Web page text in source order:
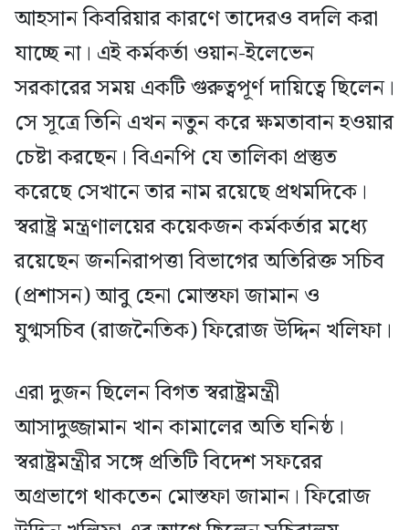
আহসান কিবরিয়ার কারণে তাদেরও বদলি করা
যাচ্ছে না। এই কর্মকর্তা ওয়ান-ইলেভেন
সরকারের সময় একটি গুরুত্বপূর্ণ দায়িত্বে ছিলেন।
সে সূত্রে তিনি এখন নতুন করে ক্ষমতাবান হওয়ার
চেষ্টা করছেন। বিএনপি যে তালিকা প্রস্তুত
করেছে সেখানে তার নাম রয়েছে প্রথমদিকে।
স্বরাষ্ট্র মন্ত্রণালয়ের কয়েকজন কর্মকর্তার মধ্যে
রয়েছেন জননিরাপত্তা বিভাগের অতিরিক্ত সচিব
(প্রশাসন) আবু হেনা মোস্তফা জামান ও
যুগ্মসচিব (রাজনৈতিক) ফিরোজ উদ্দিন খলিফা।
এরা দুজন ছিলেন বিগত স্বরাষ্ট্রমন্ত্রী
আসাদুজ্জামান খান কামালের অতি ঘনিষ্ঠ।
স্বরাষ্ট্রমন্ত্রীর সঙ্গে প্রতিটি বিদেশ সফরের
অগ্রভাগে থাকতেন মোস্তফা জামান। ফিরোজ